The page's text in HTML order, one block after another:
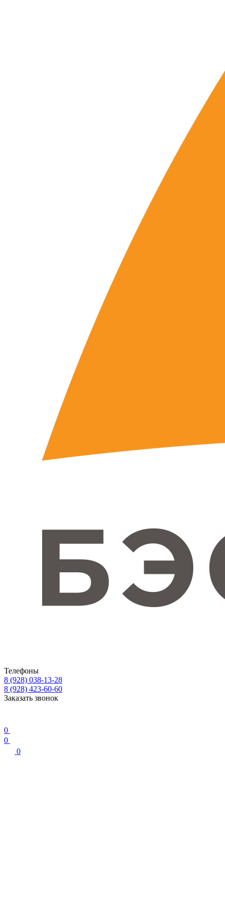
Телефоны
8 (928) 038-13-28
8 (928) 423-60-60
Заказать звонок
0
0
0